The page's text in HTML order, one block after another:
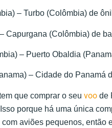
– Turbo (Colômbia) de
Capurgana (Colômbia) de
– Puerto Obaldia
– Cidade do Panamá
que comprar o seu voo de
porque há uma única
aviões pequenos, então